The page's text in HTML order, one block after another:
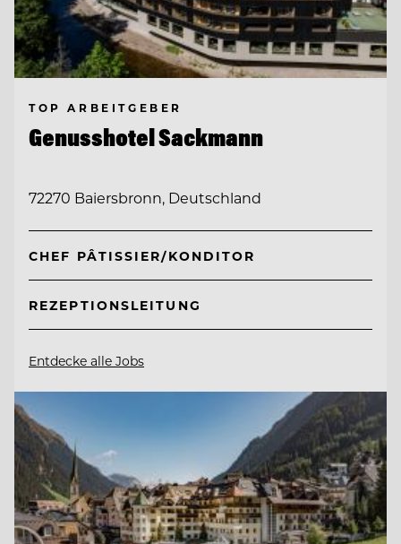
TOP ARBEITGEBER
Genusshotel Sackmann
72270 Baiersbronn, Deutschland
CHEF PÂTISSIER/KONDITOR
REZEPTIONSLEITUNG
Entdecke alle Jobs